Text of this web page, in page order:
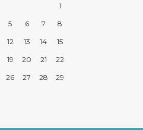
1
5 6 7
8
12 13 14
15
19 20 21
22
26 27 28
29